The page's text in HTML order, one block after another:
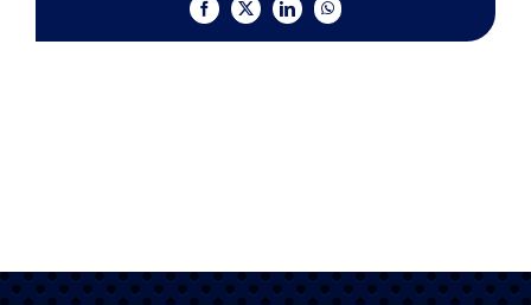
Facebook
X LinkedInWhatsApp